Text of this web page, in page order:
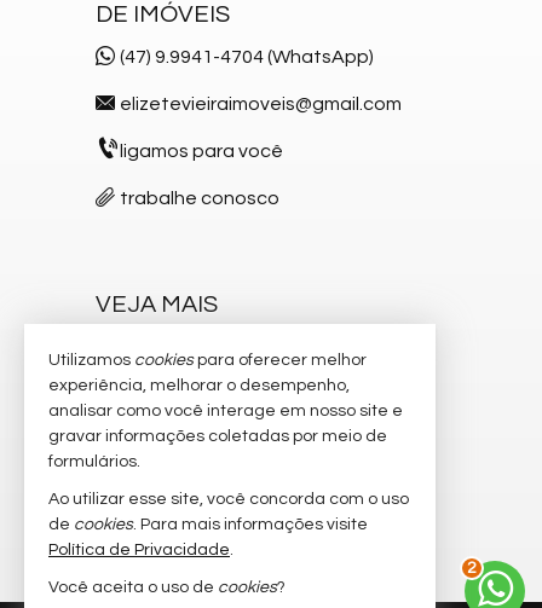
DE IMÓVEIS
(47) 9.9941-4704 (WhatsApp)
elizetevieiraimoveis@gmail.com
ligamos para você
trabalhe conosco
VEJA MAIS
indicadores financeiros
cadastre seu imóvel
imóveis favoritos
mapa de imóveis
Utilizamos cookiespara oferecer melhor
experiência, melhorar o desempenho,
analisar como você interage em nosso site e
gravar informações coletadas por meio de
formulários.
Ao utilizar esse site, você concorda com o uso
de cookies. Para mais informações visite
Política de Privacidade.
Você aceita o uso de cookies?